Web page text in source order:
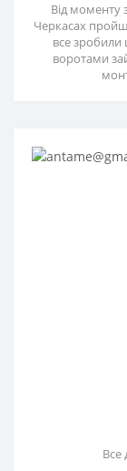
Від моменту
Черкасах
все зробили
воротами
Все